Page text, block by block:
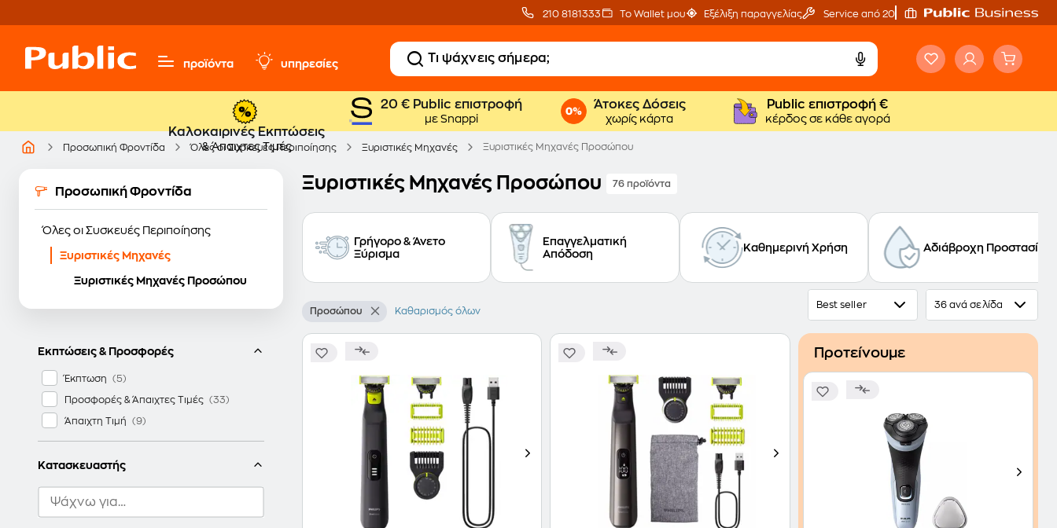
210 8181333 Το Wallet μου Εξέλιξη παραγγελίας Service από 20'
προϊόντα υπηρεσίες
Καλοκαιρινές Εκπτώσεις
& Άπαιχτες Τιμές
20 € Public επιστροφή
με Snappi
Άτοκες Δόσεις
χωρίς κάρτα
Public επιστροφή €
κέρδος σε κάθε αγορά
Προσωπική Φροντίδα Όλες οι Συσκευές Περιποίησης Ξυριστικές Μηχανές Ξυριστικές Μηχανές Προσώπου
Προσωπική Φροντίδα
Όλες οι Συσκευές Περιποίησης
Ξυριστικές Μηχανές
Ξυριστικές Μηχανές Προσώπου
Εκπτώσεις & Προσφορές
Έκπτωση
Προσφορές & Άπαιχτες Τιμές
Άπαιχτη Τιμή
Κατασκευαστής
Ξυριστικές Μηχανές Προσώπου 76 προϊόντα
Γρήγορο & Άνετο
Ξύρισμα
Επαγγελματική
Απόδοση
Καθημερινή Χρήση Αδιάβροχη Προστασία
Προσώπου Καθαρισμός όλων
Best seller 36 ανά σελίδα
Προτείνουμε